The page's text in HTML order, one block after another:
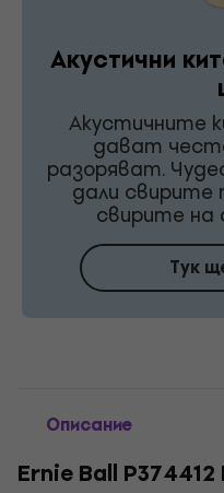
Акустични
Акустичните
дават
разоряват.
дали свирите
свирите на
Тук
Описание
Ernie Ball